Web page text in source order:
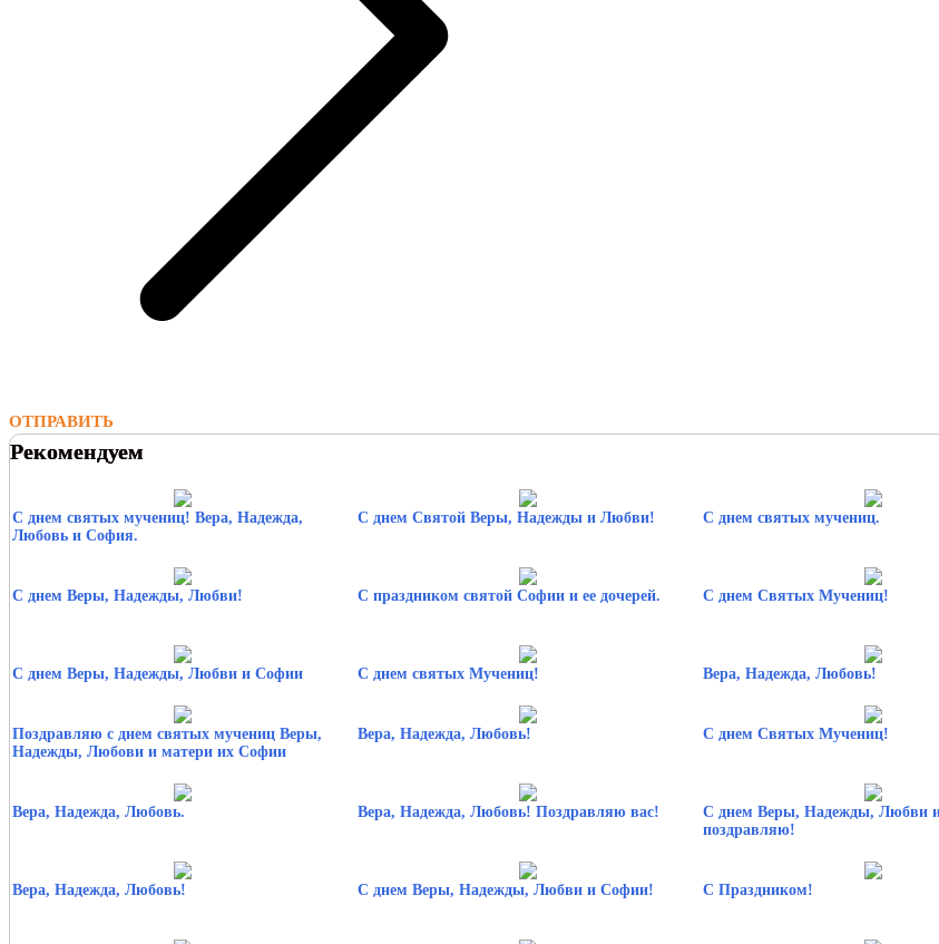
ОТПРАВИТЬ
Рекомендуем
С днем святых мучениц! Вера, Надежда,
Любовь и София.
С днем Святой Веры, Надежды и Любви! С днем святых мучениц.
С днем Веры, Надежды, Любви! С праздником святой Софии и ее дочерей. С днем Святых Мучениц!
С днем Веры, Надежды, Любви и Софии С днем святых Мучениц! Вера, Надежда, Любовь!
Поздравляю с днем святых мучениц Веры,
Надежды, Любови и матери их Софии
Вера, Надежда, Любовь! С днем Святых Мучениц!
Вера, Надежда, Любовь. Вера, Надежда, Любовь! Поздравляю вас!
С днем Веры, Надежды, Любви
поздравляю!
Вера, Надежда, Любовь! С днем Веры, Надежды, Любви и Софии! С Праздником!